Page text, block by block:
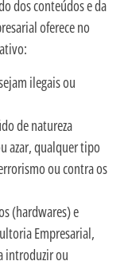
dos conteúdos e da
oferece no
ilegais ou
de natureza
azar, qualquer tipo
ou contra os
(hardwares) e
Empresarial,
introduzir ou